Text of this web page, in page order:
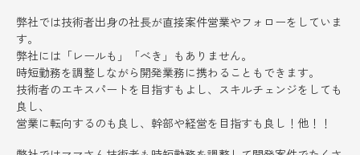
弊社では技術者出身の社長が直接案件営業やフォローをしていま
す。
弊社には「レールも」「べき」もありません。
時短勤務を調整しながら開発業務に携わることもできます。
技術者のエキスパートを目指すもよし、スキルチェンジをしても
良し、
営業に転向するのも良し、幹部や経営を目指すも良し！他！！